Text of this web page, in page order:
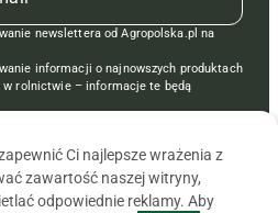
newslettera od Agropolska.pl na
informacji o najnowszych produktach
w rolnictwie – informacje te będą
Ci najlepsze wrażenia z
zawartość naszej witryny,
odpowiednie reklamy. Aby